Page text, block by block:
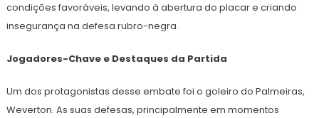
condições favoráveis, levando à abertura do placar e criando
insegurança na defesa rubro-negra.
Jogadores-Chave e Destaques da Partida
Um dos protagonistas desse embate foi o goleiro do Palmeiras,
Weverton. As suas defesas, principalmente em momentos